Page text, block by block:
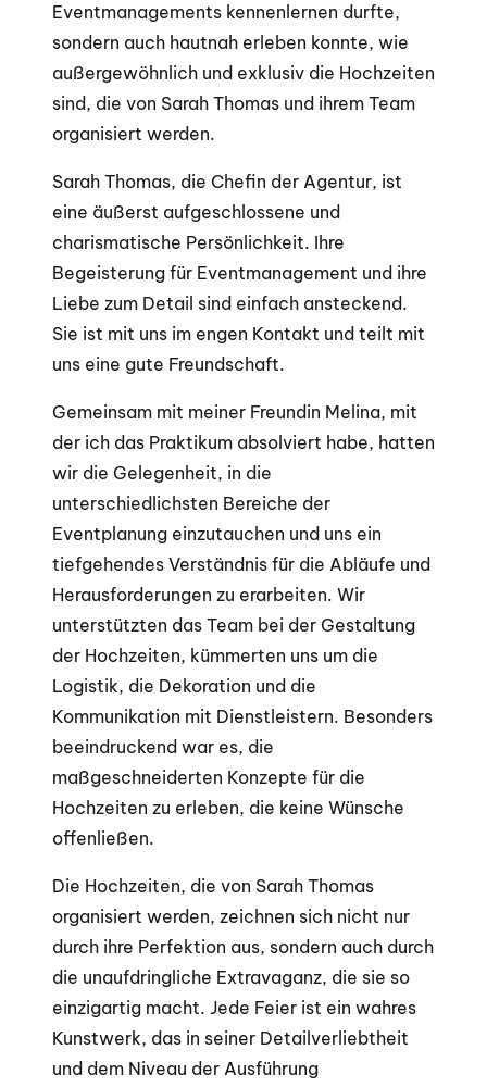
Eventmanagements kennenlernen durfte,
sondern auch hautnah erleben konnte, wie
außergewöhnlich und exklusiv die Hochzeiten
sind, die von Sarah Thomas und ihrem Team
organisiert werden.
Sarah Thomas, die Chefin der Agentur, ist
eine äußerst aufgeschlossene und
charismatische Persönlichkeit. Ihre
Begeisterung für Eventmanagement und ihre
Liebe zum Detail sind einfach ansteckend.
Sie ist mit uns im engen Kontakt und teilt mit
uns eine gute Freundschaft.
Gemeinsam mit meiner Freundin Melina, mit
der ich das Praktikum absolviert habe, hatten
wir die Gelegenheit, in die
unterschiedlichsten Bereiche der
Eventplanung einzutauchen und uns ein
tiefgehendes Verständnis für die Abläufe und
Herausforderungen zu erarbeiten. Wir
unterstützten das Team bei der Gestaltung
der Hochzeiten, kümmerten uns um die
Logistik, die Dekoration und die
Kommunikation mit Dienstleistern. Besonders
beeindruckend war es, die
maßgeschneiderten Konzepte für die
Hochzeiten zu erleben, die keine Wünsche
offenließen.
Die Hochzeiten, die von Sarah Thomas
organisiert werden, zeichnen sich nicht nur
durch ihre Perfektion aus, sondern auch durch
die unaufdringliche Extravaganz, die sie so
einzigartig macht. Jede Feier ist ein wahres
Kunstwerk, das in seiner Detailverliebtheit
und dem Niveau der Ausführung